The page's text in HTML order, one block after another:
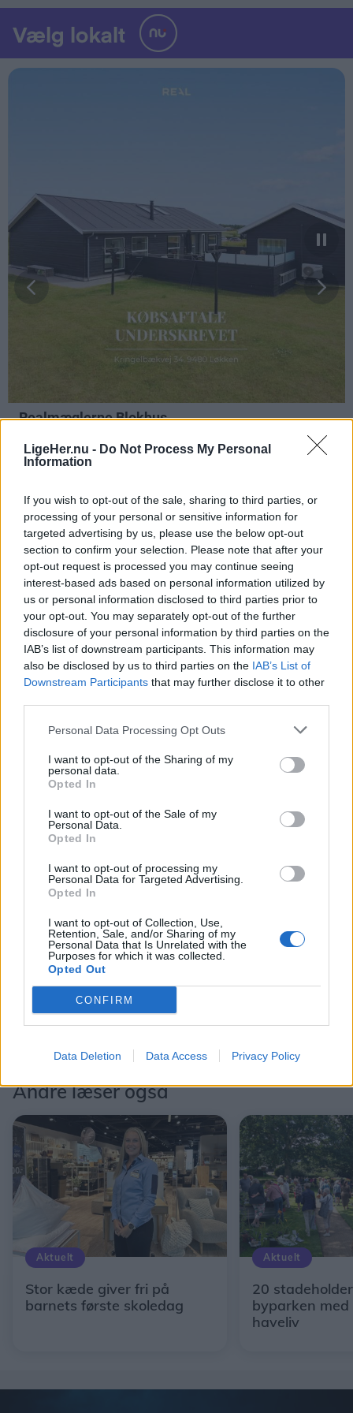
LigeHer.nu - Do Not Process My Personal
Information
If you wish to opt-out of the sale, sharing to third parties, or
processing of your personal or sensitive information for
targeted advertising by us, please use the below opt-out
section to confirm your selection. Please note that after your
opt-out request is processed you may continue seeing
interest-based ads based on personal information utilized by
us or personal information disclosed to third parties prior to
your opt-out. You may separately opt-out of the further
disclosure of your personal information by third parties on the
IAB’s list of downstream participants. This information may
also be disclosed by us to third parties on the IAB’s List of
Downstream Participants that may further disclose it to other
Personal Data Processing Opt Outs
I want to opt-out of the Sharing of my
personal data.
Opted In
I want to opt-out of the Sale of my
Personal Data.
Opted In
I want to opt-out of processing my
Personal Data for Targeted Advertising.
Opted In
I want to opt-out of Collection, Use,
Retention, Sale, and/or Sharing of my
Personal Data that Is Unrelated with the
Purposes for which it was collected.
Opted Out
CONFIRM
Data Deletion Data Access Privacy Policy
Følg med
i Aalborg og omegn
Himlen eksploderede over Tall Ships
Races
Andre læser også
Aktuelt
Stor kæde giver fri på
barnets første skoledag
Aktuelt
20
byparken
haveliv